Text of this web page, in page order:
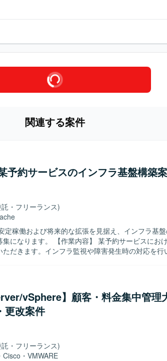
関連する案件
予約サービスのインフラ基盤構築
・フリーランス)
定稼働および将来的な拡張を見据え、インフラ基
約サービスにおけるインフラ
だきます。インフラ監視や障害発生時の対応を行
務を進めることに抵抗がない方を求めています。既
テクチャを主体的に提案できる方や、スキル面で不
る方が望ましいです。 【ポジションの魅力】 大規
に携わることで、設計から構築、監視・運用まで
チームとの距離が近く、インフラ観点からサービ
を高められる環境です。 【開発環境】 Linux系OS
心としたインフラ環境となります。シェルスクリ
ージョン管理、プロビジョニングツールを利用し
vSphere】顧客・料金集中管理
更改案件
・フリーランス)
Cisco ・ VMWARE